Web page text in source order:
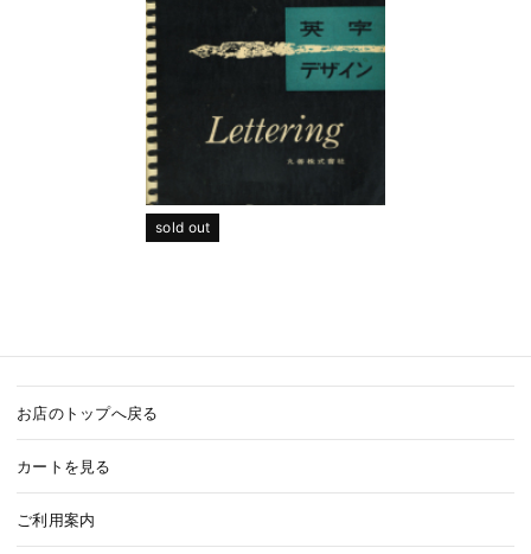
sold out
お店のトップへ戻る
カートを見る
ご利用案内